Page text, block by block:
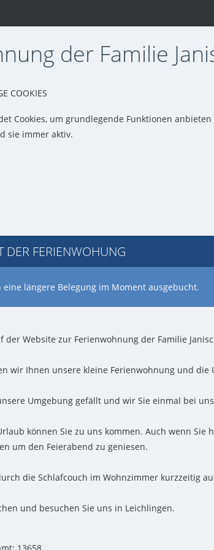
der Familie
COOKIES
Cookies, um grundlegende Funktionen
sie immer aktiv.
DER FERIENWOHUNG
längere Belegung im Moment ausgebucht.
der Website zur Ferienwohnung der Familie
wir Ihnen unsere kleine Ferienwohnung und
Umgebung gefällt und wir Sie einmal bei
können Sie zu uns kommen. Auch wenn
um den Feierabend zu geniesen.
die Schlafcouch im Wohnzimmer kurzzeitig
und besuchen Sie uns in Leichlingen.